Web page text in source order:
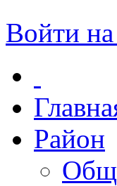
Войти на
Район